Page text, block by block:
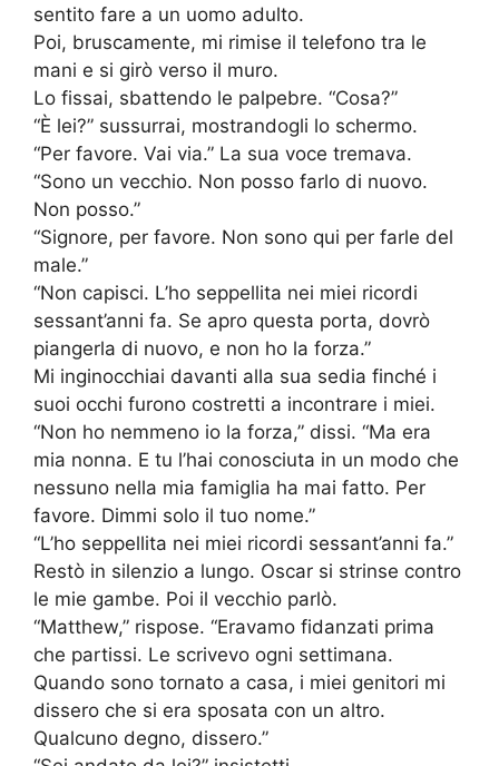
sentito fare a un uomo adulto.
Poi, bruscamente, mi rimise il telefono tra le
mani e si girò verso il muro.
Lo fissai, sbattendo le palpebre. “Cosa?”
“È lei?” sussurrai, mostrandogli lo schermo.
“Per favore. Vai via.” La sua voce tremava.
“Sono un vecchio. Non posso farlo di nuovo.
Non posso.”
“Signore, per favore. Non sono qui per farle del
male.”
“Non capisci. L’ho seppellita nei miei ricordi
sessant’anni fa. Se apro questa porta, dovrò
piangerla di nuovo, e non ho la forza.”
Mi inginocchiai davanti alla sua sedia finché i
suoi occhi furono costretti a incontrare i miei.
“Non ho nemmeno io la forza,” dissi. “Ma era
mia nonna. E tu l’hai conosciuta in un modo che
nessuno nella mia famiglia ha mai fatto. Per
favore. Dimmi solo il tuo nome.”
“L’ho seppellita nei miei ricordi sessant’anni fa.”
Restò in silenzio a lungo. Oscar si strinse contro
le mie gambe. Poi il vecchio parlò.
“Matthew,” rispose. “Eravamo fidanzati prima
che partissi. Le scrivevo ogni settimana.
Quando sono tornato a casa, i miei genitori mi
dissero che si era sposata con un altro.
Qualcuno degno, dissero.”